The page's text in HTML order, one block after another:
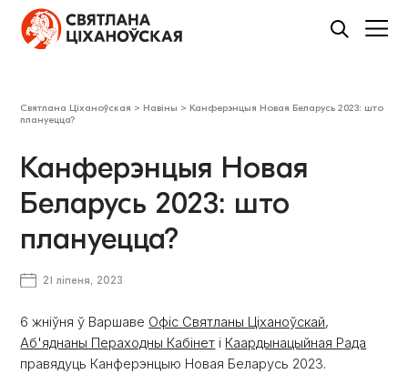
Святлана Ціханоўская > Навіны > Канферэнцыя Новая Беларусь 2023: што
плануецца?
Канферэнцыя Новая
Беларусь 2023: што
плануецца?
21 ліпеня, 2023
6 жніўня ў Варшаве Офіс Святланы Ціханоўскай,
Аб'яднаны Пераходны Кабінет і Каардынацыйная Рада
правядуць Канферэнцыю Новая Беларусь 2023.